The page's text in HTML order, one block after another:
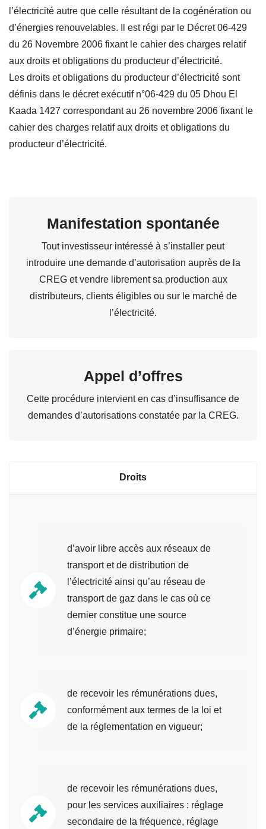
l’électricité autre que celle résultant de la cogénération ou
d’énergies renouvelables. Il est régi par le Décret 06-429
du 26 Novembre 2006 fixant le cahier des charges relatif
aux droits et obligations du producteur d’électricité.
Les droits et obligations du producteur d’électricité sont
définis dans le décret exécutif n°06-429 du 05 Dhou El
Kaada 1427 correspondant au 26 novembre 2006 fixant le
cahier des charges relatif aux droits et obligations du
producteur d’électricité.
Manifestation spontanée
Tout investisseur intéressé à s’installer peut
introduire une demande d’autorisation auprès de la
CREG et vendre librement sa production aux
distributeurs, clients éligibles ou sur le marché de
l’électricité.
Appel d’offres
Cette procédure intervient en cas d’insuffisance de
demandes d’autorisations constatée par la CREG.
Droits
d’avoir libre accès aux réseaux de
transport et de distribution de
l’électricité ainsi qu’au réseau de
transport de gaz dans le cas où ce
dernier constitue une source
d’énergie primaire;
de recevoir les rémunérations dues,
conformément aux termes de la loi et
de la réglementation en vigueur;
de recevoir les rémunérations dues,
pour les services auxiliaires : réglage
secondaire de la fréquence, réglage